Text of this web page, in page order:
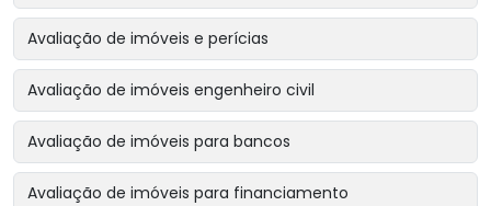
Avaliação de imóveis e perícias
Avaliação de imóveis engenheiro civil
Avaliação de imóveis para bancos
Avaliação de imóveis para financiamento